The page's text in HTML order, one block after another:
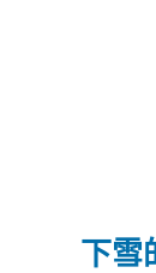
下雪